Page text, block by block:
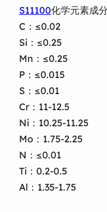
S11100化学元素成
C：≤0.02
Si：≤0.25
Mn：≤0.25
P：≤0.015
S：≤0.01
Cr：11-12.5
Ni：10.25-11.25
Mo：1.75-2.25
N：≤0.01
Ti：0.2-0.5
Al：1.35-1.75